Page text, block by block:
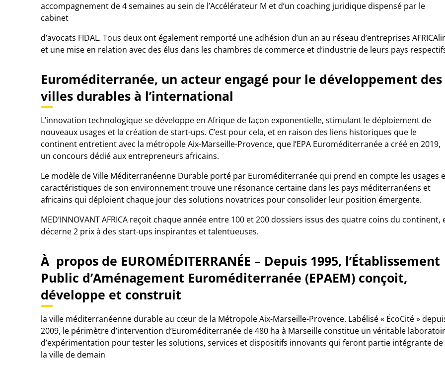
accompagnement de 4 semaines au sein de l’Accélérateur M et d’un coaching juridique dispensé par le
cabinet
d’avocats FIDAL. Tous deux ont également remporté une adhésion d’un an au réseau d’entreprises
et une mise en relation avec des élus dans les chambres de commerce et d’industrie de leurs pays
Euroméditerranée, un acteur engagé pour le développement des
villes durables à l’international
L’innovation technologique se développe en Afrique de façon exponentielle, stimulant le déploiement de
nouveaux usages et la création de start-ups. C’est pour cela, et en raison des liens historiques que le
continent entretient avec la métropole Aix-Marseille-Provence, que l’EPA Euroméditerranée a créé en 2019,
un concours dédié aux entrepreneurs africains.
Le modèle de Ville Méditerranéenne Durable porté par Euroméditerranée qui prend en compte les usages
caractéristiques de son environnement trouve une résonance certaine dans les pays méditerranéens et
africains qui déploient chaque jour des solutions novatrices pour consolider leur position émergente.
MED’INNOVANT AFRICA reçoit chaque année entre 100 et 200 dossiers issus des quatre coins du continent,
décerne 2 prix à des start-ups inspirantes et talentueuses.
À propos de EUROMÉDITERRANÉE – Depuis 1995, l’Établissement
Public d’Aménagement Euroméditerranée (EPAEM) conçoit,
développe et construit
la ville méditerranéenne durable au cœur de la Métropole Aix-Marseille-Provence. Labélisé « ÉcoCité »
2009, le périmètre d’intervention d’Euroméditerranée de 480 ha à Marseille constitue un véritable
d’expérimentation pour tester les solutions, services et dispositifs innovants qui feront partie intégrante de
la ville de demain